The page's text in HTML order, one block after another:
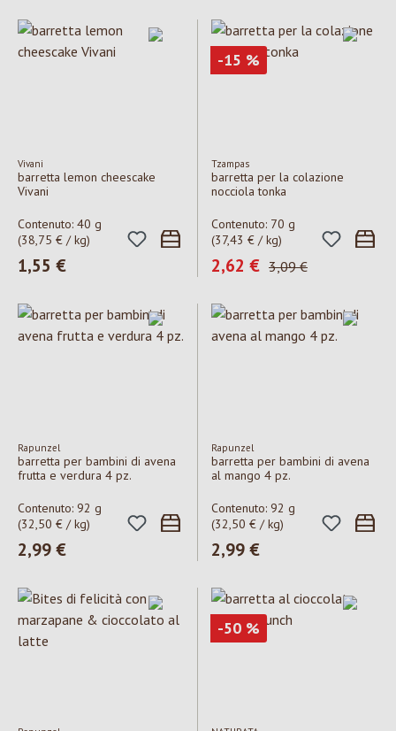
Vivani
barretta lemon cheescake
Vivani
Contenuto: 40 g
(38,75 € / kg)
Prezzo normale:
1,55 €
-15 Sconto
%
Tzampas
barretta per la colazione
nocciola tonka
Contenuto: 70 g
(37,43 € / kg)
Prezzo di vendita:
2,62 € Prezzo normale:
3,09 €
Rapunzel
barretta per bambini di avena
frutta e verdura 4 pz.
Contenuto: 92 g
(32,50 € / kg)
Prezzo normale:
2,99 €
Rapunzel
barretta per bambini di avena
al mango 4 pz.
Contenuto: 92 g
(32,50 € / kg)
Prezzo normale:
2,99 €
-50 Sconto
%